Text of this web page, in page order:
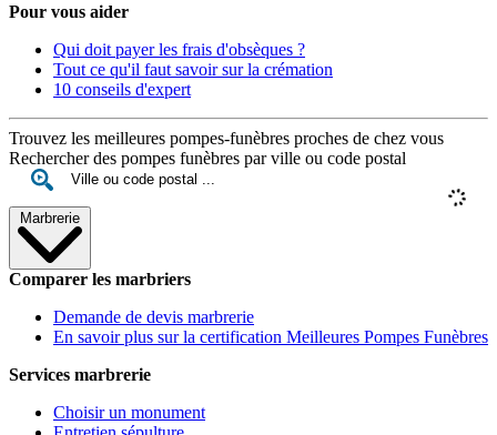
Pour vous aider
Qui doit payer les frais d'obsèques ?
Tout ce qu'il faut savoir sur la crémation
10 conseils d'expert
Trouvez les meilleures pompes-funèbres proches de chez vous
Rechercher des pompes funèbres par ville ou code postal
Marbrerie
Comparer les marbriers
Demande de devis marbrerie
En savoir plus sur la certification Meilleures Pompes Funèbres
Services marbrerie
Choisir un monument